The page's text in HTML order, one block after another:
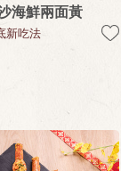
海鮮兩面黃
新吃法